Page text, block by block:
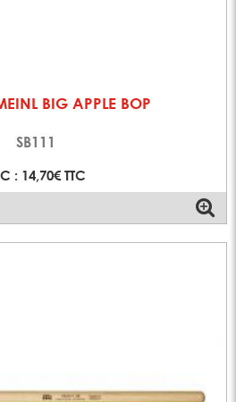
BIG APPLE BOP
SB111
: 14,70€ TTC